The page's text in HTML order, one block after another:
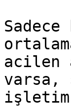
acilen
varsa,
işletim